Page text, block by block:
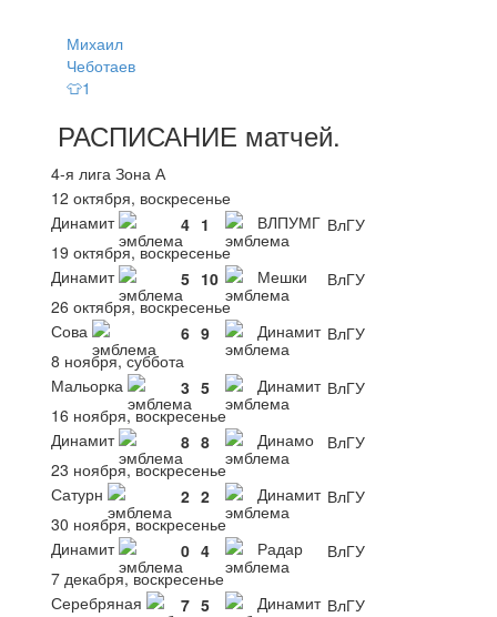
Михаил
Чеботаев
👕1
РАСПИСАНИЕ матчей.
4-я лига Зона А
12 октября, воскресенье
Динамит
4 1 ВЛПУМГ ВлГУ
19 октября, воскресенье
Динамит
5 10 Мешки
ВлГУ
26 октября, воскресенье
Сова
6 9 Динамит ВлГУ
8 ноября, суббота
Мальорка
3 5 Динамит ВлГУ
16 ноября, воскресенье
Динамит
8 8 Динамо
ВлГУ
23 ноября, воскресенье
Сатурн
2 2 Динамит ВлГУ
30 ноября, воскресенье
Динамит
0 4 Радар
ВлГУ
7 декабря, воскресенье
Серебряная
7 5 Динамит ВлГУ